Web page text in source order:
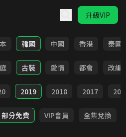
升級VIP
韓國 中國 香港 泰國
古裝 愛情 都會 改編
2019 2018 2017
部分免費 VIP會員 全集兌換